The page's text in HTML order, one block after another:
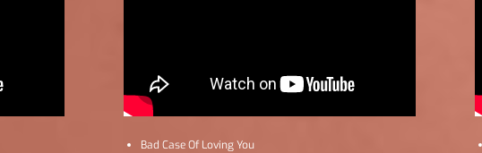
Bad Case Of Loving You